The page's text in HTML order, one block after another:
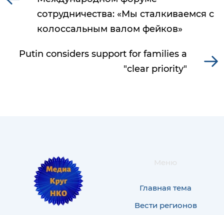
сотрудничества: «Мы сталкиваемся с
колоссальным валом фейков»
Putin considers support for families a
"clear priority"
Меню
Главная тема
Вести регионов